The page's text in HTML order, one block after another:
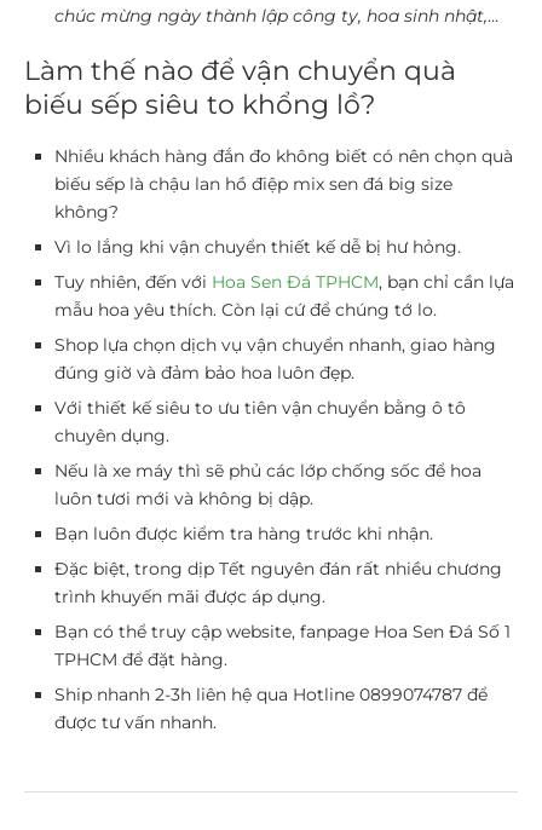
chúc mừng ngày thành lập công ty, hoa sinh nhật,…
Làm thế nào để vận chuyển quà
biếu sếp siêu to khổng lồ?
Nhiều khách hàng đắn đo không biết có nên chọn quà
biếu sếp là chậu lan hồ điệp mix sen đá big size
không?
Vì lo lắng khi vận chuyển thiết kế dễ bị hư hỏng.
Tuy nhiên, đến với Hoa Sen Đá TPHCM, bạn chỉ cần lựa
mẫu hoa yêu thích. Còn lại cứ để chúng tớ lo.
Shop lựa chọn dịch vụ vận chuyển nhanh, giao hàng
đúng giờ và đảm bảo hoa luôn đẹp.
Với thiết kế siêu to ưu tiên vận chuyển bằng ô tô
chuyên dụng.
Nếu là xe máy thì sẽ phủ các lớp chống sốc để hoa
luôn tươi mới và không bị dập.
Bạn luôn được kiểm tra hàng trước khi nhận.
Đặc biệt, trong dịp Tết nguyên đán rất nhiều chương
trình khuyến mãi được áp dụng.
Bạn có thể truy cập website, fanpage Hoa Sen Đá Số 1
TPHCM để đặt hàng.
Ship nhanh 2-3h liên hệ qua Hotline 0899074787 để
được tư vấn nhanh.